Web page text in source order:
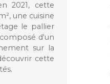
2021, cette
une cuisine
le pallier
d'un
sur la
cette